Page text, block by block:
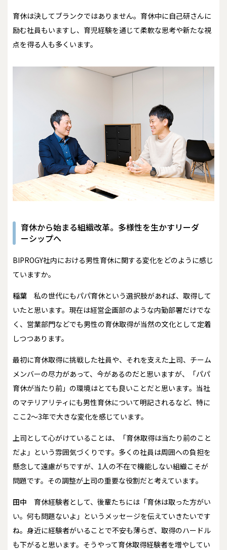
育休は決してブランクではありません。育休中に自己研さんに
励む社員もいますし、育児経験を通じて柔軟な思考や新たな視
点を得る人も多くいます。
育休から始まる組織改革。多様性を生かすリーダ
ーシップへ
――BIPROGY社内における男性育休に関する変化をどのように感じ
ていますか。
稲葉
私の世代にもパパ育休という選択肢があれば、取得して
いたと思います。現在は経営企画部のような内勤部署だけでな
く、営業部門などでも男性の育休取得が当然の文化として定着
しつつあります。
最初に育休取得に挑戦した社員や、それを支えた上司、チーム
メンバーの尽力があって、今があるのだと思いますが、「パパ
育休が当たり前」の環境はとても良いことだと思います。当社
のマテリアリティにも男性育休について明記されるなど、特に
ここ2～3年で大きな変化を感じています。
上司として心がけていることは、「育休取得は当たり前のこと
だよ」という雰囲気づくりです。多くの社員は周囲への負担を
懸念して遠慮がちですが、1人の不在で機能しない組織こそが
問題です。その調整が上司の重要な役割だと考えています。
田中
育休経験者として、後輩たちには「育休は取った方がい
い。何も問題ないよ」というメッセージを伝えていきたいです
ね。身近に経験者がいることで不安も薄らぎ、取得のハードル
も下がると思います。そうやって育休取得経験者を増やしてい